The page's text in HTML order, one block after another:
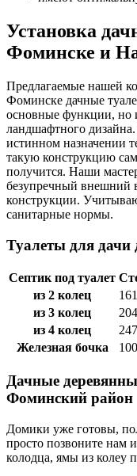
Установка
Фоминске и
Предлагаемые нашей
Фоминске дачные
основные функции, но
ландшафтного
истинном назначении
такую конструкцию
получится. Наши
безупречный внешний
конструкции.
санитарные нормы.
Туалеты для дачи
Септик под туалет
из 2 колец
из 3 колец
из 4 колец
Железная бочка
Дачные
Фоминский район
Домики уже готовы,
просто позвоните нам
колодца, ямы из колеу